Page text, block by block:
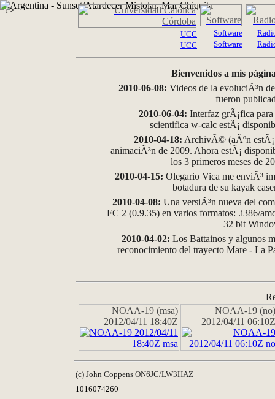
?>
UCC
UCC
Software
Software
Bienvenidos a mis
2010-06-08: Videos de la evoluciÃ³n
fueron
2010-06-04: Interfaz grÃ¡fica
scientifica w-calc estÃ¡
2010-04-18: ArchivÃ© (aÃºn
animaciÃ³n de 2009. Ahora estÃ¡
los 3 primeros meses de
2010-04-15: Olegario Vica me enviÃ³
botadura de su kayak
2010-04-08: Una versiÃ³n nueva del
FC 2 (0.9.35) en varios formatos: .i386/
32 bit
2010-04-02: Los Battainos y algunos
reconocimiento del trayecto Mare - La
NOAA-19 (msa)
2012/04/11 18:40Z
NOAA-19 (no)
2012/04/11 06:10Z
(c) John Coppens ON6JC/LW3HAZ
1016074260